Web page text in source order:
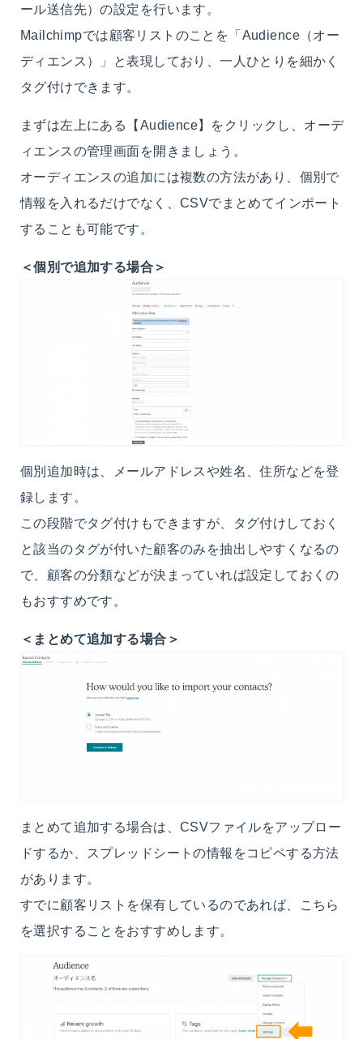
ール送信先）の設定を行います。
Mailchimpでは顧客リストのことを「Audience（オー
ディエンス）」と表現しており、一人ひとりを細かく
タグ付けできます。
まずは左上にある【Audience】をクリックし、オーデ
ィエンスの管理画面を開きましょう。
オーディエンスの追加には複数の方法があり、個別で
情報を入れるだけでなく、CSVでまとめてインポート
することも可能です。
＜個別で追加する場合＞
個別追加時は、メールアドレスや姓名、住所などを登
録します。
この段階でタグ付けもできますが、タグ付けしておく
と該当のタグが付いた顧客のみを抽出しやすくなるの
で、顧客の分類などが決まっていれば設定しておくの
もおすすめです。
＜まとめて追加する場合＞
まとめて追加する場合は、CSVファイルをアップロー
ドするか、スプレッドシートの情報をコピペする方法
があります。
すでに顧客リストを保有しているのであれば、こちら
を選択することをおすすめします。